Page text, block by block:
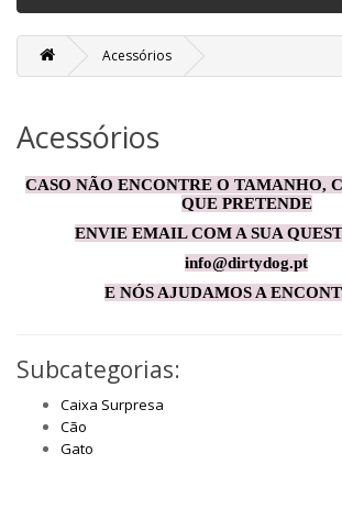
Acessórios
Acessórios
CASO NÃO ENCONTRE O TAMANHO,
QUE PRETENDE
ENVIE EMAIL COM A SUA
info@dirtydog.pt
E NÓS AJUDAMOS A
Subcategorias:
Caixa Surpresa
Cão
Gato